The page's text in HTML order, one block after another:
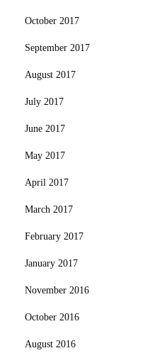
October 2017
September 2017
August 2017
July 2017
June 2017
May 2017
April 2017
March 2017
February 2017
January 2017
November 2016
October 2016
August 2016